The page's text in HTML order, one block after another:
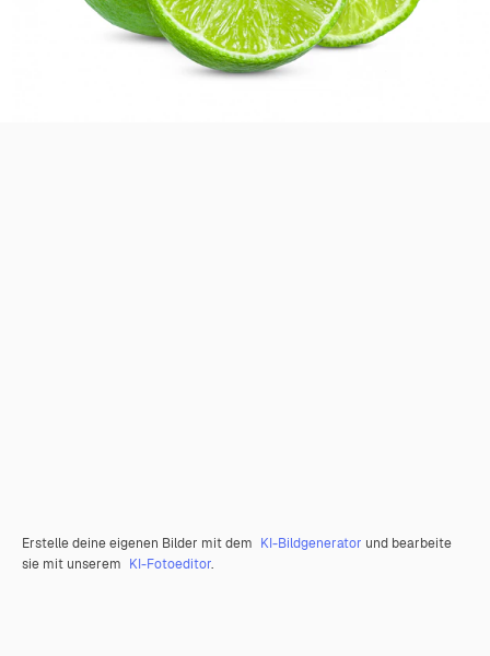
Erstelle deine eigenen Bilder mit dem KI-Bildgenerator und bearbeite
sie mit unserem KI-Fotoeditor.